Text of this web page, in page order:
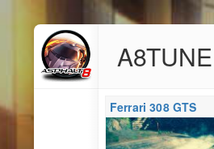
Ferrari 308 GTS